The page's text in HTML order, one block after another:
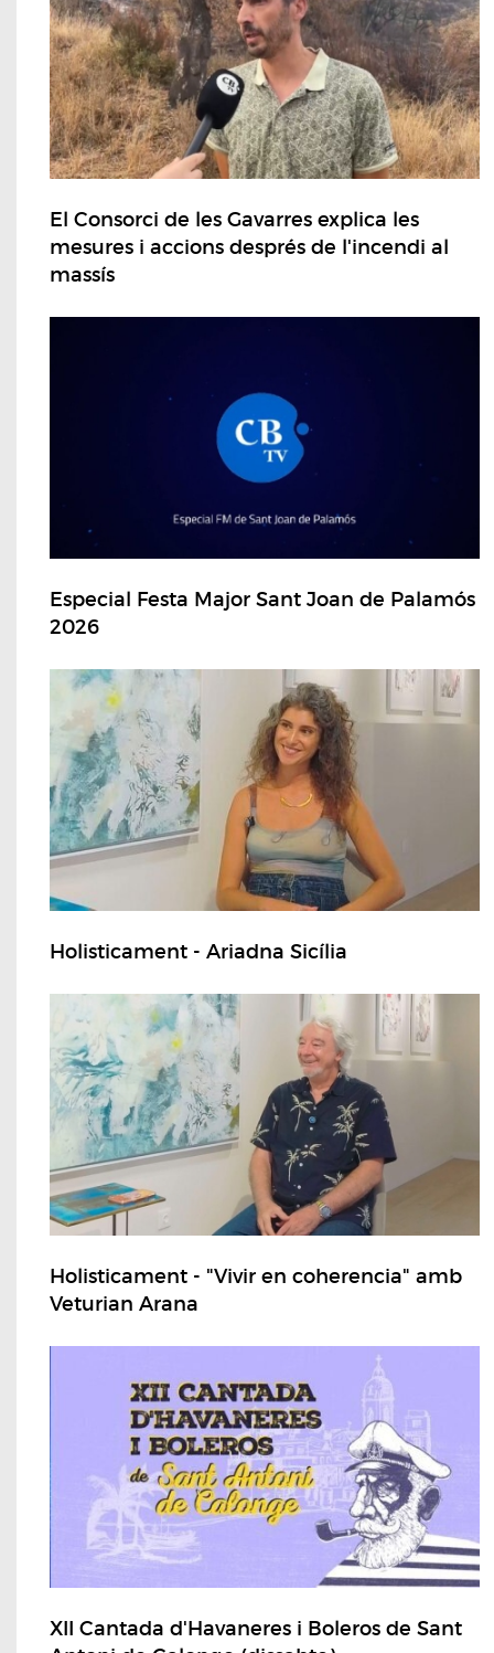
El Consorci de les Gavarres explica les
mesures i accions després de l'incendi al
massís
Especial Festa Major Sant Joan de Palamós
2026
Holisticament - Ariadna Sicília
Holisticament - "Vivir en coherencia" amb
Veturian Arana
XII Cantada d'Havaneres i Boleros de Sant